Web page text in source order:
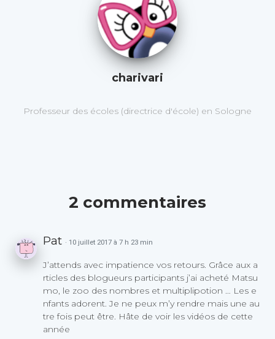
charivari
Professeur des écoles (directrice d'école) en Sologne
2 commentaires
Pat · 10 juillet 2017 à 7 h 23 min
J’attends avec impatience vos retours. Grâce aux a
rticles des blogueurs participants j’ai acheté Matsu
mo, le zoo des nombres et multiplipotion … Les e
nfants adorent. Je ne peux m’y rendre mais une au
tre fois peut être. Hâte de voir les vidéos de cette
année